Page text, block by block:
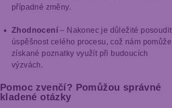
případné změny.
Zhodnocení – Nakonec je důležité posoudit
úspěšnost celého procesu, což nám pomůže
získané poznatky využít při budoucích
výzvách.
Pomoc zvenčí? Pomůžou správné
kladené otázky